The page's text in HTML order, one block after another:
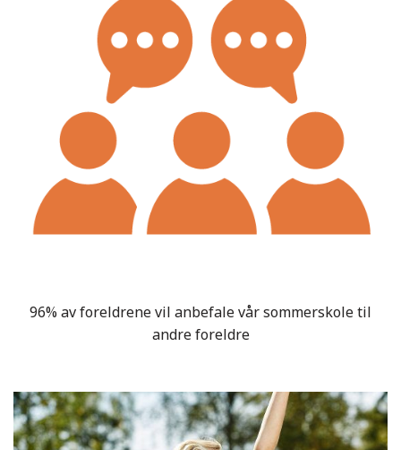
96% av foreldrene vil anbefale vår sommerskole til
andre foreldre